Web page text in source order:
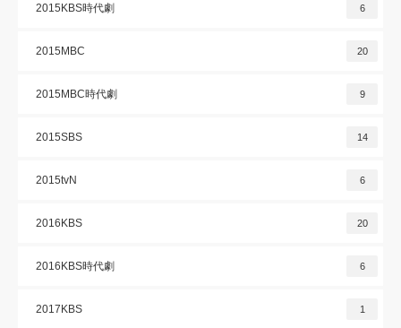
2015KBS時代劇 6
2015MBC 20
2015MBC時代劇 9
2015SBS 14
2015tvN 6
2016KBS 20
2016KBS時代劇 6
2017KBS 1